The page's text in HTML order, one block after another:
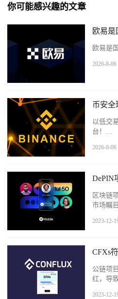
你可能感兴趣的文章
欧易
欧易是
2026-8-06
币安全
以低交
台！…
2026-8-06
DePIN
区块链
市场瞩
2023-12-
CFXs
公链项
红，导
2023-12-